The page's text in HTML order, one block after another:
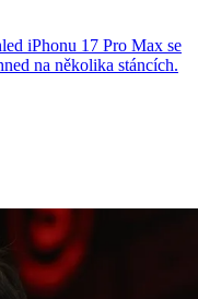
iPhonu 17 Pro Max se
na několika stáncích.